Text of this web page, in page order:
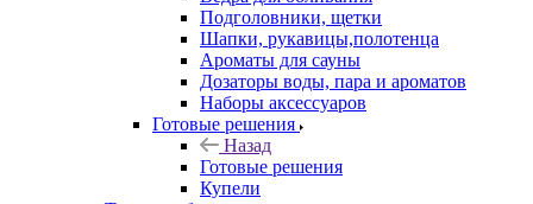
Подголовники, щетки
Шапки, рукавицы,полотенца
Ароматы для сауны
Дозаторы воды, пара и ароматов
Наборы аксессуаров
Готовые решения
Назад
Готовые решения
Купели